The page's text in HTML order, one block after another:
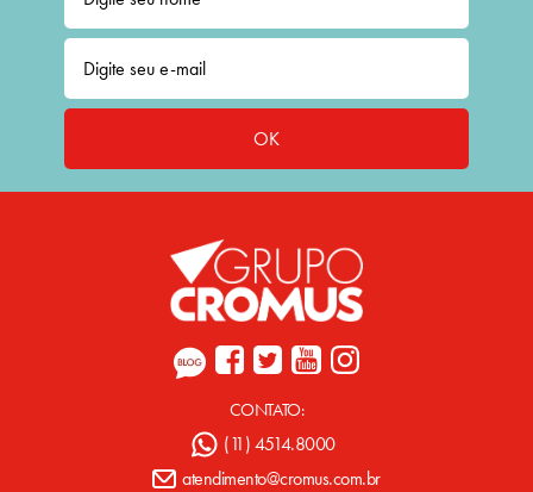
OK
CONTATO:
(11) 4514.8000
atendimento@cromus.com.br